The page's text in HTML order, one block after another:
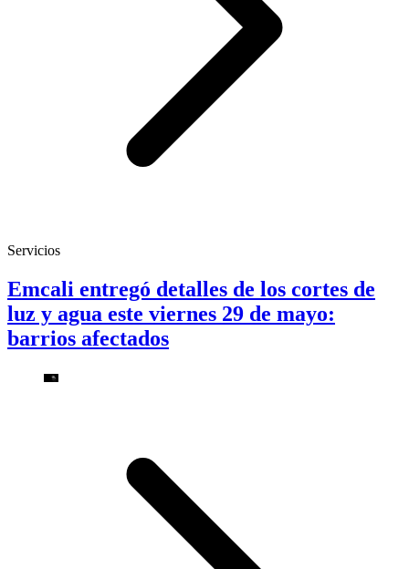
Servicios
Emcali entregó detalles de los cortes de
luz y agua este viernes 29 de mayo:
barrios afectados